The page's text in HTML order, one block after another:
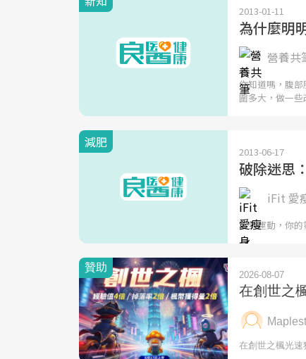
2013-01-11
為什麼明
營養共
你知道嗎，腹
圍多大，做一些
減肥
2013-06-17
破除迷思
iFit 愛
說到運動，你